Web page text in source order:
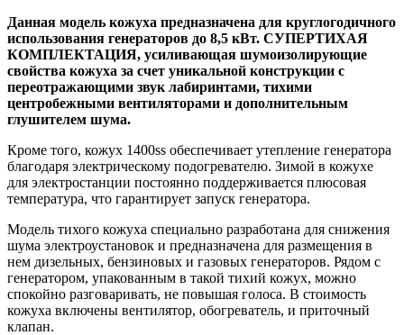
Данная модель кожуха предназначена для круглогодичного
использования генераторов до 8,5 кВт. СУПЕРТИХАЯ
КОМПЛЕКТАЦИЯ, усиливающая шумоизолирующие
свойства кожуха за счет уникальной конструкции с
переотражающими звук лабиринтами, тихими
центробежными вентиляторами и дополнительным
глушителем шума.
Кроме того, кожух 1400ss обеспечивает утепление генератора
благодаря электрическому подогревателю. Зимой в кожухе
для электростанции постоянно поддерживается плюсовая
температура, что гарантирует запуск генератора.
Модель тихого кожуха специально разработана для снижения
шума электроустановок и предназначена для размещения в
нем дизельных, бензиновых и газовых генераторов. Рядом с
генератором, упакованным в такой тихий кожух, можно
спокойно разговаривать, не повышая голоса. В стоимость
кожуха включены вентилятор, обогреватель, и приточный
клапан.